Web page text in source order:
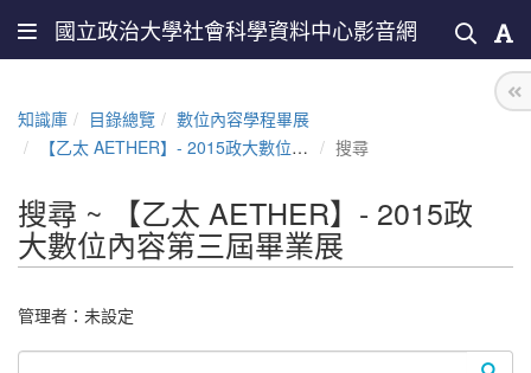
國立政治大學社會科學資料中心影音網
知識庫 目錄總覽
數位內容學程畢展
【乙太 AETHER】- 2015政大數位內容第三屆畢業展
搜尋
搜尋 ~ 【乙太 AETHER】- 2015政
大數位內容第三屆畢業展
管理者：未設定